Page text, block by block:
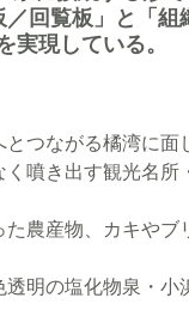
回覧板」と「組
現している。
つながる橘湾に面
噴き出す観光名所
農産物、カキやブ
明の塩化物泉・小